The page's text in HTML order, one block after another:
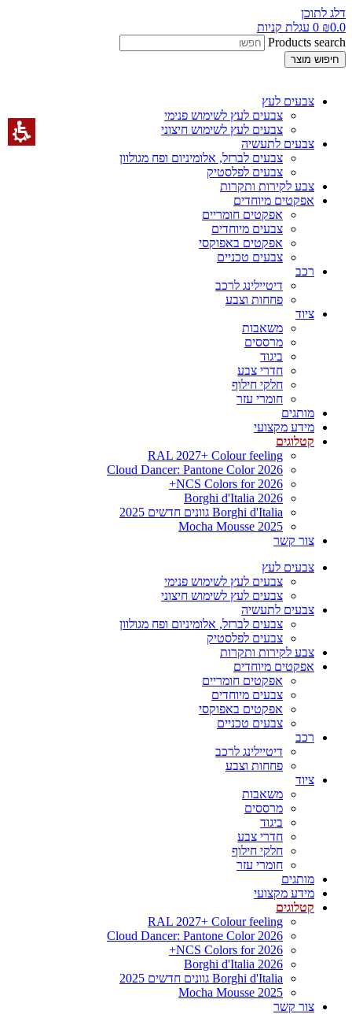
דלג לתוכן
₪0.0
0 עגלת קניות
Products search
חיפוש מוצר
צבעים לעץ
צבעים לעץ לשימוש פנימי
צבעים לעץ לשימוש חיצוני
צבעים לתעשיה
צבעים לברזל, אלומיניום ופח מגולוון
צבעים לפלסטיק
צבע לקירות ותקרות
אפקטים מיוחדים
אפקטים חומריים
צבעים מיוחדים
אפקטים באפוקסי
צבעים טכניים
רכב
דיטיילינג לרכב
פחחות וצבע
ציוד
משאבות
מרססים
ביגוד
חדרי צבע
חלקי חילוף
חומרי עזר
מותגים
מידע מקצועי
קטלוגים
RAL 2027+ Colour feeling
Cloud Dancer: Pantone Color 2026
NCS Colors for 2026+
Borghi d'Italia 2026
Borghi d'Italia גוונים חדשים 2025
Mocha Mousse 2025
צור קשר
צבעים לעץ
צבעים לעץ לשימוש פנימי
צבעים לעץ לשימוש חיצוני
צבעים לתעשיה
צבעים לברזל, אלומיניום ופח מגולוון
צבעים לפלסטיק
צבע לקירות ותקרות
אפקטים מיוחדים
אפקטים חומריים
צבעים מיוחדים
אפקטים באפוקסי
צבעים טכניים
רכב
דיטיילינג לרכב
פחחות וצבע
ציוד
משאבות
מרססים
ביגוד
חדרי צבע
חלקי חילוף
חומרי עזר
מותגים
מידע מקצועי
קטלוגים
RAL 2027+ Colour feeling
Cloud Dancer: Pantone Color 2026
NCS Colors for 2026+
Borghi d'Italia 2026
Borghi d'Italia גוונים חדשים 2025
Mocha Mousse 2025
צור קשר